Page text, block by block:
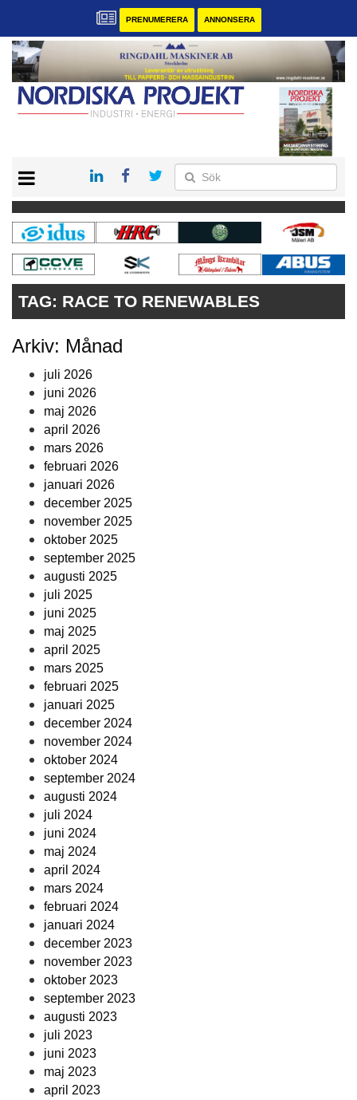
PRENUMERERA ANNONSERA
KONTAKT
VÅRA ANDRA MAGASIN
PRENUMERERA
ANNONSERA
TAG: RACE TO RENEWABLES
Arkiv: Månad
juli 2026
juni 2026
maj 2026
april 2026
mars 2026
februari 2026
januari 2026
december 2025
november 2025
oktober 2025
september 2025
augusti 2025
juli 2025
juni 2025
maj 2025
april 2025
mars 2025
februari 2025
januari 2025
december 2024
november 2024
oktober 2024
september 2024
augusti 2024
juli 2024
juni 2024
maj 2024
april 2024
mars 2024
februari 2024
januari 2024
december 2023
november 2023
oktober 2023
september 2023
augusti 2023
juli 2023
juni 2023
maj 2023
april 2023